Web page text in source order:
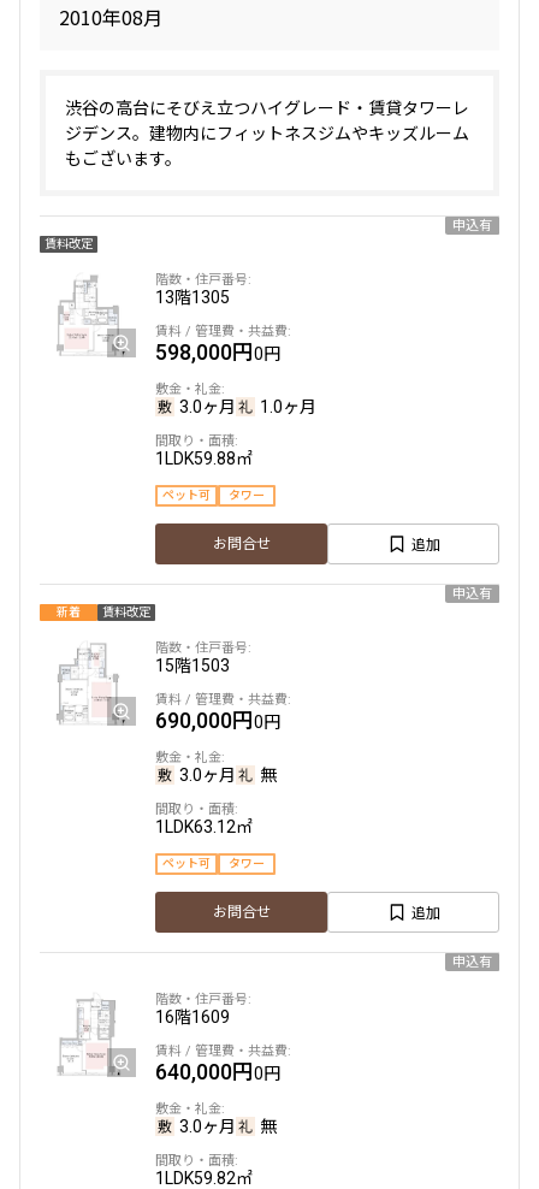
2010年08月
渋谷の高台にそびえ立つハイグレード・賃貸タワーレ
ジデンス。建物内にフィットネスジムやキッズルーム
もございます。
賃料改定
申込有
13階1305
598,000円0円
3.0ヶ月 1.0ヶ月
1LDK59.88㎡
ペット可 タワー
お問合せ 追加
新着 賃料改定
申込有
15階1503
690,000円0円
3.0ヶ月 無
1LDK63.12㎡
ペット可 タワー
お問合せ 追加
申込有
16階1609
640,000円0円
3.0ヶ月 無
1LDK59.82㎡